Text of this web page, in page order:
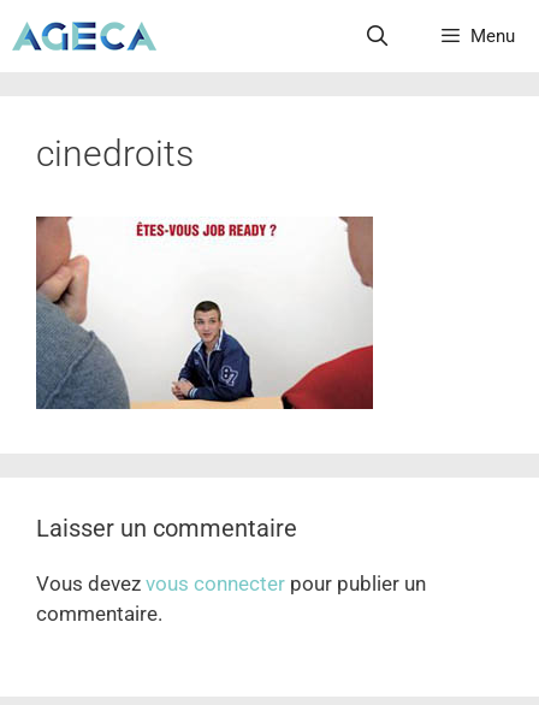
Menu
cinedroits
Laisser un commentaire
Vous devez vous connecter pour publier un
commentaire.